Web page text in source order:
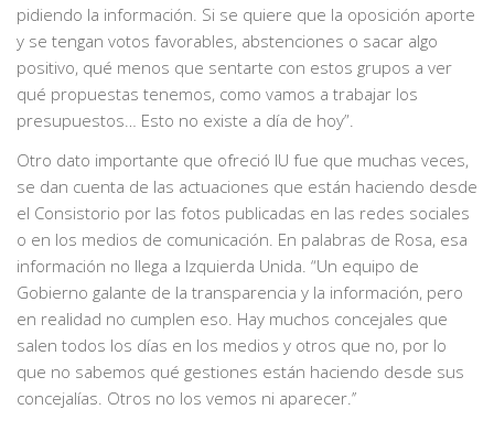
pidiendo la información. Si se quiere que la oposición aporte
y se tengan votos favorables, abstenciones o sacar algo
positivo, qué menos que sentarte con estos grupos a ver
qué propuestas tenemos, como vamos a trabajar los
presupuestos… Esto no existe a día de hoy”.
Otro dato importante que ofreció IU fue que muchas veces,
se dan cuenta de las actuaciones que están haciendo desde
el Consistorio por las fotos publicadas en las redes sociales
o en los medios de comunicación. En palabras de Rosa, esa
información no llega a Izquierda Unida. “Un equipo de
Gobierno galante de la transparencia y la información, pero
en realidad no cumplen eso. Hay muchos concejales que
salen todos los días en los medios y otros que no, por lo
que no sabemos qué gestiones están haciendo desde sus
concejalías. Otros no los vemos ni aparecer.’’